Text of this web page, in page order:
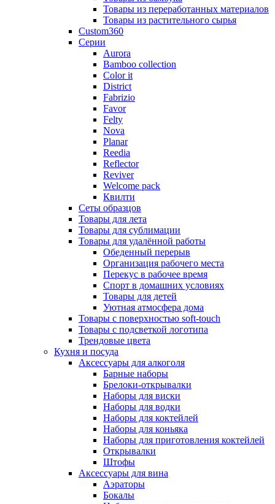
Товары из переработанных материалов
Товары из растительного сырья
Custom360
Серии
Aurora
Bamboo collection
Color it
District
Fabrizio
Favor
Felty
Nova
Planar
Reedia
Reflector
Reviver
Welcome pack
Квилти
Сеты образцов
Товары для лета
Товары для сублимации
Товары для удалённой работы
Обеденный перерыв
Организация рабочего места
Перекус в рабочее время
Спорт в домашних условиях
Товары для детей
Уютная атмосфера дома
Товары с поверхностью soft-touch
Товары с подсветкой логотипа
Трендовые цвета
Кухня и посуда
Аксессуары для алкоголя
Барные наборы
Брелоки-открывалки
Наборы для виски
Наборы для водки
Наборы для коктейлей
Наборы для коньяка
Наборы для приготовления коктейлей
Открывалки
Штофы
Аксессуары для вина
Аэраторы
Бокалы